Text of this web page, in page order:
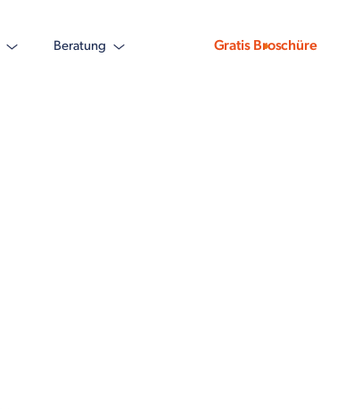
Beratung Gratis Broschüre